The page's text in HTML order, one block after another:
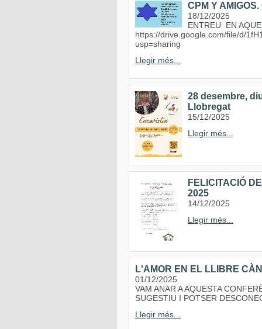
CPM Y
18/12/2025
ENTREU EN
https://drive.google.com/file/d/
usp=sharing
Llegir més...
28 desembre,
Llobregat
15/12/2025
Llegir més...
FELICITACIÓ
2025
14/12/2025
Llegir més...
L'AMOR EN EL LLIBRE
01/12/2025
VAM ANAR A AQUESTA
SUGESTIU I POTSER
Llegir més...